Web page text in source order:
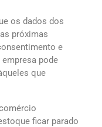
os dados dos
próximas
e
pode
que
ficar parado